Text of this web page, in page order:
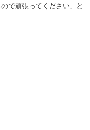
で頑張ってください」と